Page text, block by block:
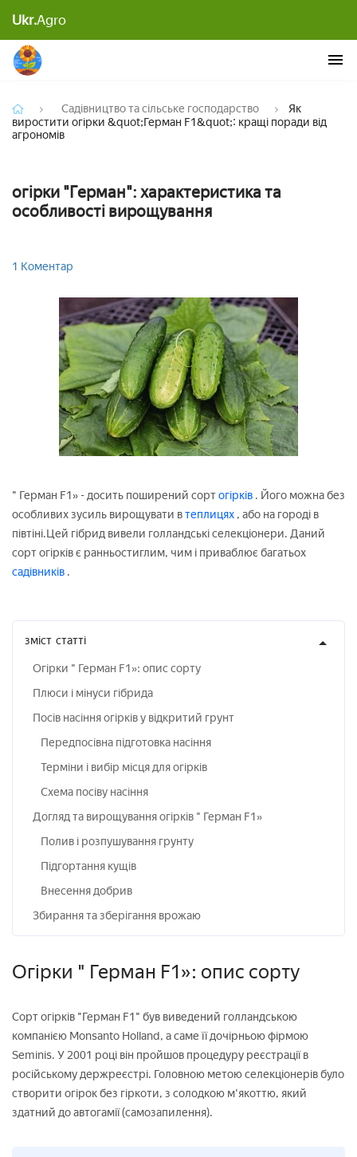
Ukr.Agroкращі поради від агрономів
Садівництво та сільське господарство
Як
виростити огірки &quot;Герман F1&quot;: кращі поради від
агрономів
огірки "Герман": характеристика та
особливості вирощування
1 Коментар
" Герман F1» - досить поширений сортогірків . Його можна без
особливих зусиль вирощувати втеплицях , або на городі в
півтіні.Цей гібрид вивели голландські селекціонери. Даний
сорт огірків є ранньостиглим, чим і приваблює багатьох
садівників .
зміст статті
Огірки " Герман F1»: опис сорту
Плюси і мінуси гібрида
Посів насіння огірків у відкритий грунт
Передпосівна підготовка насіння
Терміни і вибір місця для огірків
Схема посіву насіння
Догляд та вирощування огірків " Герман F1»
Полив і розпушування грунту
Підгортання кущів
Внесення добрив
Збирання та зберігання врожаю
Огірки " Герман F1»: опис сорту
Сорт огірків "Герман F1" був виведений голландською
компанією Monsanto Holland, а саме її дочірньою фірмою
Seminis. У 2001 році він пройшов процедуру реєстрації в
російському держреєстрі. Головною метою селекціонерів було
створити огірок без гіркоти, з солодкою м'якоттю, який
здатний до автогамії (самозапилення).